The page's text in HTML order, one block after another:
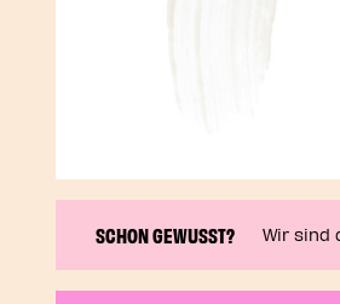
SCHON GEWUSST? Wir sind